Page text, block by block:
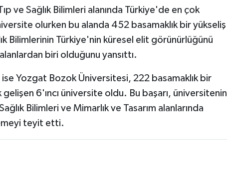
ve Sağlık Bilimleri alanında Türkiye'de en çok
olurken bu alanda 452 basamaklık bir yükseliş
Bilimlerinin Türkiye'nin küresel elit görünürlüğünü
biri olduğunu yansıttı.
ise Yozgat Bozok Üniversitesi, 222 basamaklık bir
6'ıncı üniversite oldu. Bu başarı, üniversitenin
Bilimleri ve Mimarlık ve Tasarım alanlarında
teyit etti.